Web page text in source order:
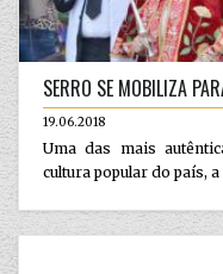
SERRO SE MOBILIZA
19.06.2018
Uma das mais
cultura popular do país, a